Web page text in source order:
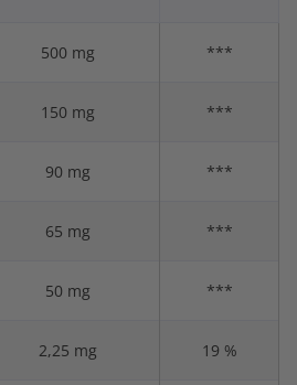
500 mg ***
150 mg ***
90 mg ***
65 mg ***
50 mg ***
2,25 mg 19 %